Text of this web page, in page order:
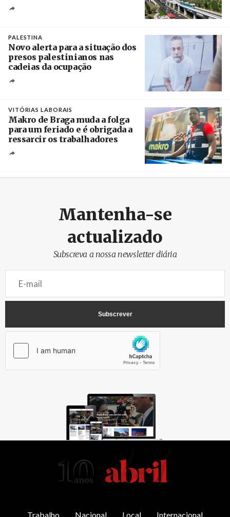
PALESTINA
Novo alerta para a situação dos
presos palestinianos nas
cadeias da ocupação
VITÓRIAS LABORAIS
Makro de Braga muda a folga
para um feriado e é obrigada a
ressarcir os trabalhadores
Mantenha-se
actualizado
Subscreva a nossa newsletter diária
Trabalho Nacional Local Internacional